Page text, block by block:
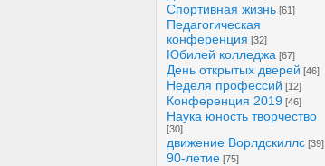
Спортивная жизнь [61]
Педагогическая
конференция [32]
Юбилей колледжа [67]
День открытых дверей [46]
Неделя профессий [12]
Конференция 2019 [46]
Наука юность творчество
[30]
движение Ворлдскиллс [39]
90-летие [75]